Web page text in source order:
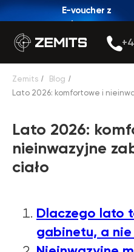
E-voucher z
rabatem
Zemits / Blog /
Lato 2026: komfortowe i
Lato 2026:
nieinwazyjne
ciało
Dlaczego lato
gabinetu, a nie